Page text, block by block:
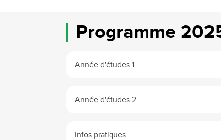
Programme
Année d'études 1
Année d'études 2
Infos pratiques